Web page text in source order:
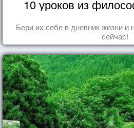
10 уроков из
Бери их себе в дневник жизни и
сейчас!